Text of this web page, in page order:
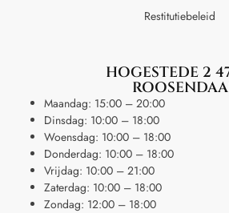
Restitutiebeleid
HOGESTEDE 2
Maandag: 15:00 – 20:00
Dinsdag: 10:00 – 18:00
Woensdag: 10:00 – 18:00
Donderdag: 10:00 – 18:00
Vrijdag: 10:00 – 21:00
Zaterdag: 10:00 – 18:00
Zondag: 12:00 – 18:00